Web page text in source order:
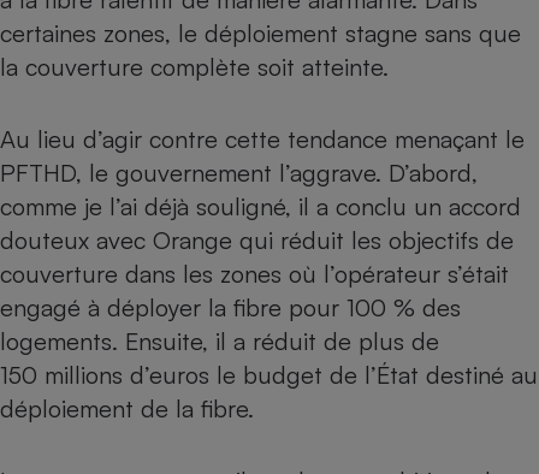
certaines zones, le déploiement stagne sans que
la couverture complète soit atteinte.
Au lieu d’agir contre cette tendance menaçant le
PFTHD, le gouvernement l’aggrave. D’abord,
comme je l’ai déjà souligné, il a conclu un accord
douteux avec Orange qui réduit les objectifs de
couverture dans les zones où l’opérateur s’était
engagé à déployer la fibre pour 100 % des
logements. Ensuite, il a réduit de plus de
150 millions d’euros le budget de l’État destiné au
déploiement de la fibre.